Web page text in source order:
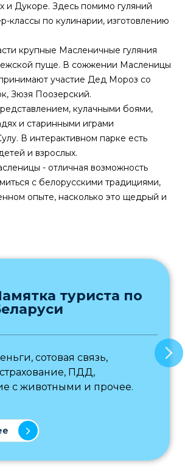
и Дукоре. Здесь помимо гуляний
классы по кулинарии, изготовлению
крупные Масленичные гуляния
пуще. В сожжении Масленицы
участие Дед Мороз со
Зюзя Поозерский.
кулачными боями,
и старинными играми
В интерактивном парке есть
и взрослых.
- отличная возможность
с белорусскими традициями,
опыте, насколько это щедрый и
туриста по
сотовая связь,
ПДД,
с животными и прочее.